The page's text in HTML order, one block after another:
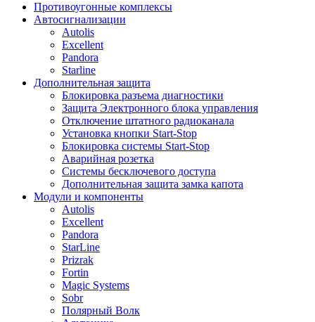
Противоугонные комплексы
Автосигнализации
Autolis
Excellent
Pandora
Starline
Дополнительная защита
Блокировка разъема диагностики
Защита Электронного блока управления
Отключение штатного радиоканала
Установка кнопки Start-Stop
Блокировка системы Start-Stop
Аварийная розетка
Системы бесключевого доступа
Дополнительная защита замка капота
Модули и компоненты
Autolis
Excellent
Pandora
StarLine
Prizrak
Fortin
Magic Systems
Sobr
Полярный Волк